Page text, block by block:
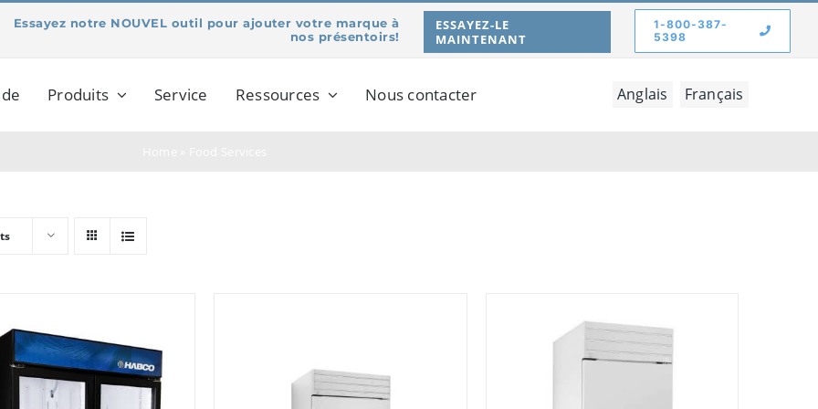
Essayez notre NOUVEL outil pour ajouter votre marque à
nos présentoirs!
ESSAYEZ-LE
MAINTENANT
1-800-387-
5398
Produits Service Ressources Nous contacter Anglais Français